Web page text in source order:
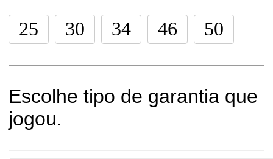
Escolhe tipo de garantia que
jogou.